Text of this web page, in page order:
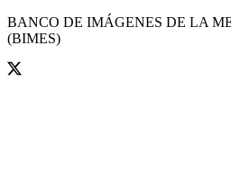
BANCO DE IMÁGENES DE LA
(BIMES)